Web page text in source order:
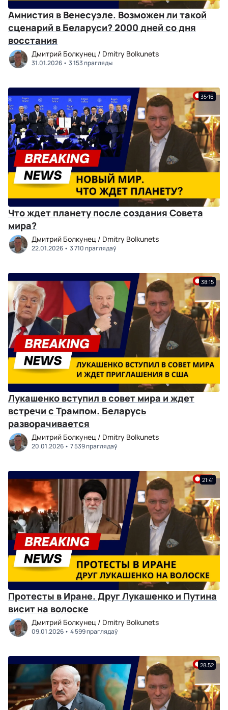
Амнистия в Венесуэле. Возможен ли такой
сценарий в Беларуси? 2000 дней со дня
восстания
Дмитрий Болкунец / Dmitry Bolkunets
31.01.2026 3 153 прагляды
35:16
Что ждет планету после создания Совета
мира?
Дмитрий Болкунец / Dmitry Bolkunets
22.01.2026 3 710 праглядаў
38:15
Лукашенко вступил в совет мира и ждет
встречи с Трампом. Беларусь
разворачивается
Дмитрий Болкунец / Dmitry Bolkunets
20.01.2026 7 539 праглядаў
21:41
Протесты в Иране. Друг Лукашенко и Путина
висит на волоске
Дмитрий Болкунец / Dmitry Bolkunets
09.01.2026 4 599 праглядаў
28:52